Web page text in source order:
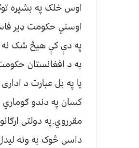
اوس خلک په بشپړه
اوسني حکومت ډیر
په دې کې هیڅ شک
به د افغانستان
یا په بل عبارت د
کسان په دندو ګوماري
مقرروي.په دولتی
داسی څوک به ونه